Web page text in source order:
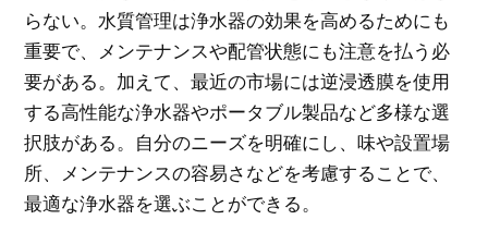
らない。水質管理は浄水器の効果を高めるためにも
重要で、メンテナンスや配管状態にも注意を払う必
要がある。加えて、最近の市場には逆浸透膜を使用
する高性能な浄水器やポータブル製品など多様な選
択肢がある。自分のニーズを明確にし、味や設置場
所、メンテナンスの容易さなどを考慮することで、
最適な浄水器を選ぶことができる。